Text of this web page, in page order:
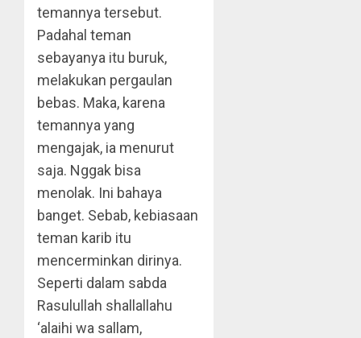
temannya tersebut.
Padahal teman
sebayanya itu buruk,
melakukan pergaulan
bebas. Maka, karena
temannya yang
mengajak, ia menurut
saja. Nggak bisa
menolak. Ini bahaya
banget. Sebab, kebiasaan
teman karib itu
mencerminkan dirinya.
Seperti dalam sabda
Rasulullah shallallahu
‘alaihi wa sallam,